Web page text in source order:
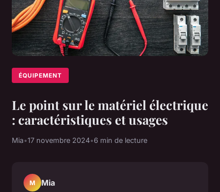
ÉQUIPEMENT
Le point sur le matériel électrique
: caractéristiques et usages
Mia•17 novembre 2024•6 min de lecture
M Mia